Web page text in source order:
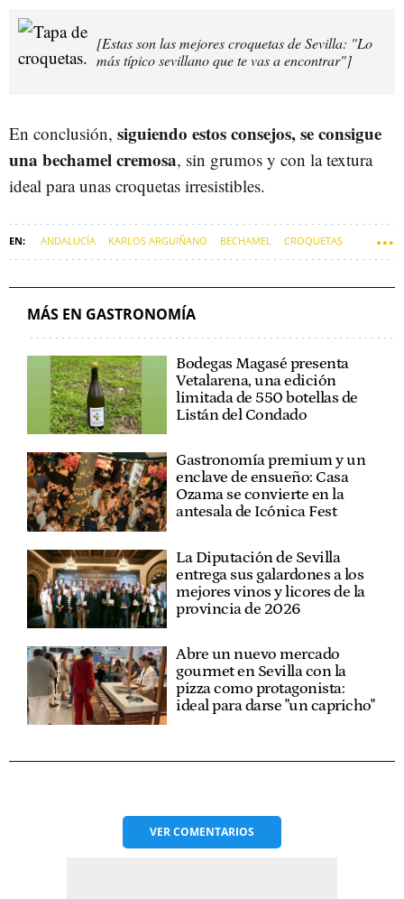
[Estas son las mejores croquetas de Sevilla: "Lo
más típico sevillano que te vas a encontrar"]
En conclusión, siguiendo estos consejos, se consigue
una bechamel cremosa, sin grumos y con la textura
ideal para unas croquetas irresistibles.
ANDALUCÍA KARLOS ARGUIÑANO BECHAMEL CROQUETAS
MÁS EN GASTRONOMÍA
Bodegas Magasé presenta
Vetalarena, una edición
limitada de 550 botellas de
Listán del Condado
Gastronomía premium y un
enclave de ensueño: Casa
Ozama se convierte en la
antesala de Icónica Fest
La Diputación de Sevilla
entrega sus galardones a los
mejores vinos y licores de la
provincia de 2026
Abre un nuevo mercado
gourmet en Sevilla con la
pizza como protagonista:
ideal para darse "un capricho"
VERCOMENTARIOS